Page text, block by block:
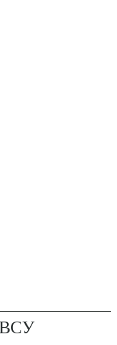
ВСУ